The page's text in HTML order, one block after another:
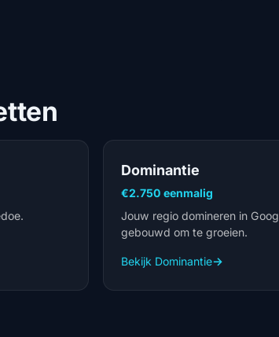
Dominantie
€2.750 eenmalig
Jouw regio domineren in
gebouwd om te groeien.
Bekijk Dominantie→